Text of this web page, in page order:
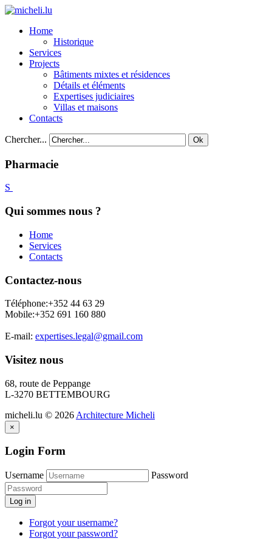
Home
Historique
Services
Projects
Bâtiments mixtes et résidences
Détails et éléments
Expertises judiciaires
Villas et maisons
Contacts
Chercher... Ok
Pharmacie
Qui sommes nous ?
Home
Services
Contacts
Contactez-nous
Téléphone:+352 44 63 29
Mobile:+352 691 160 880
E-mail: expertises.legal@gmail.com
Visitez nous
68, route de Peppange
L-3270 BETTEMBOURG
micheli.lu © 2026 Architecture Micheli
×
Login Form
Username Password
Log in
Forgot your username?
Forgot your password?